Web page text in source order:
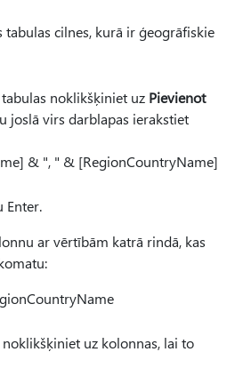
tabulas cilnes, kurā ir ģeogrāfiskie
noklikšķiniet uz Pievienot
joslā virs darblapas ierakstiet
& ", " & [RegionCountryName]
Enter.
ar vērtībām katrā rindā, kas
uz kolonnas, lai to